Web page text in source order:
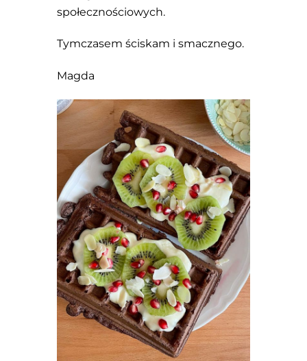
społecznościowych.
Tymczasem ściskam i smacznego.
Magda